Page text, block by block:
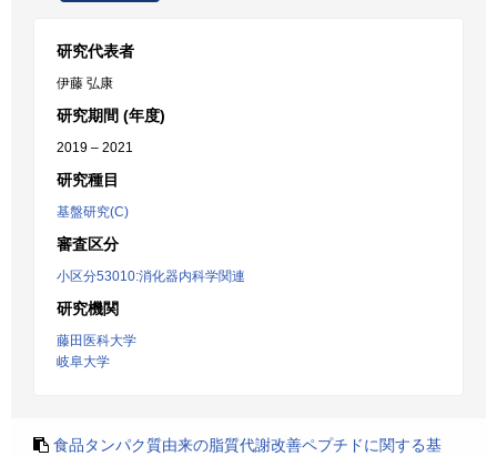
研究代表者
伊藤 弘康
研究期間 (年度)
2019 – 2021
研究種目
基盤研究(C)
審査区分
小区分53010:消化器内科学関連
研究機関
藤田医科大学
岐阜大学
食品タンパク質由来の脂質代謝改善ペプチドに関する基